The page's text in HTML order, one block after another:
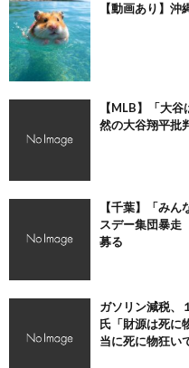
【動画あり】
【MLB】「大
然の大谷翔平批
【千葉】「み
スデー集団暴
募る
ガソリン減税、
氏「財源は死に
当に死に物狂い